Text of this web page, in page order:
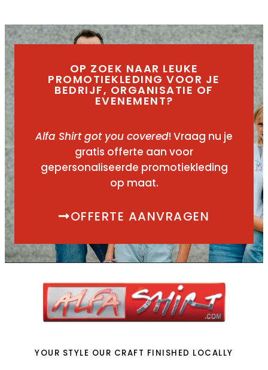
OP ZOEK NAAR LEUKE
PROMOTIEKLEDING VOOR JE
BEDRIJF, ORGANISATIE OF
EVENEMENT?
Alfa Shirt got you covered! Vraag nu je
gratis offerte aan voor
gepersonaliseerde promotiekleding
op maat.
OFFERTE AANVRAGEN
YOUR STYLE OUR CRAFT FINISHED LOCALLY